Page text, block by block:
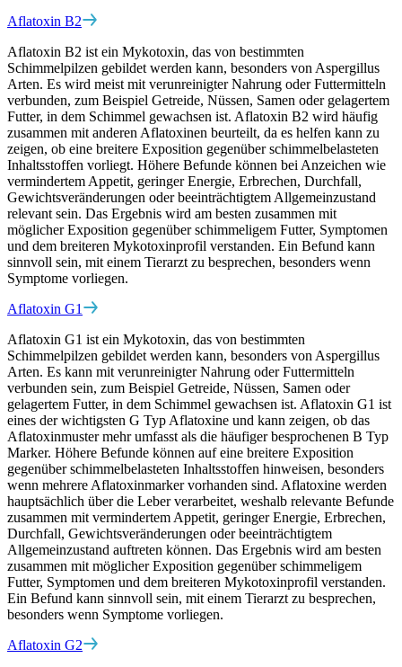
Aflatoxin B2
Aflatoxin B2 ist ein Mykotoxin, das von bestimmten
Schimmelpilzen gebildet werden kann, besonders von Aspergillus
Arten. Es wird meist mit verunreinigter Nahrung oder Futtermitteln
verbunden, zum Beispiel Getreide, Nüssen, Samen oder gelagertem
Futter, in dem Schimmel gewachsen ist. Aflatoxin B2 wird häufig
zusammen mit anderen Aflatoxinen beurteilt, da es helfen kann zu
zeigen, ob eine breitere Exposition gegenüber schimmelbelasteten
Inhaltsstoffen vorliegt. Höhere Befunde können bei Anzeichen wie
vermindertem Appetit, geringer Energie, Erbrechen, Durchfall,
Gewichtsveränderungen oder beeinträchtigtem Allgemeinzustand
relevant sein. Das Ergebnis wird am besten zusammen mit
möglicher Exposition gegenüber schimmeligem Futter, Symptomen
und dem breiteren Mykotoxinprofil verstanden. Ein Befund kann
sinnvoll sein, mit einem Tierarzt zu besprechen, besonders wenn
Symptome vorliegen.
Aflatoxin G1
Aflatoxin G1 ist ein Mykotoxin, das von bestimmten
Schimmelpilzen gebildet werden kann, besonders von Aspergillus
Arten. Es kann mit verunreinigter Nahrung oder Futtermitteln
verbunden sein, zum Beispiel Getreide, Nüssen, Samen oder
gelagertem Futter, in dem Schimmel gewachsen ist. Aflatoxin G1 ist
eines der wichtigsten G Typ Aflatoxine und kann zeigen, ob das
Aflatoxinmuster mehr umfasst als die häufiger besprochenen B Typ
Marker. Höhere Befunde können auf eine breitere Exposition
gegenüber schimmelbelasteten Inhaltsstoffen hinweisen, besonders
wenn mehrere Aflatoxinmarker vorhanden sind. Aflatoxine werden
hauptsächlich über die Leber verarbeitet, weshalb relevante Befunde
zusammen mit vermindertem Appetit, geringer Energie, Erbrechen,
Durchfall, Gewichtsveränderungen oder beeinträchtigtem
Allgemeinzustand auftreten können. Das Ergebnis wird am besten
zusammen mit möglicher Exposition gegenüber schimmeligem
Futter, Symptomen und dem breiteren Mykotoxinprofil verstanden.
Ein Befund kann sinnvoll sein, mit einem Tierarzt zu besprechen,
besonders wenn Symptome vorliegen.
Aflatoxin G2